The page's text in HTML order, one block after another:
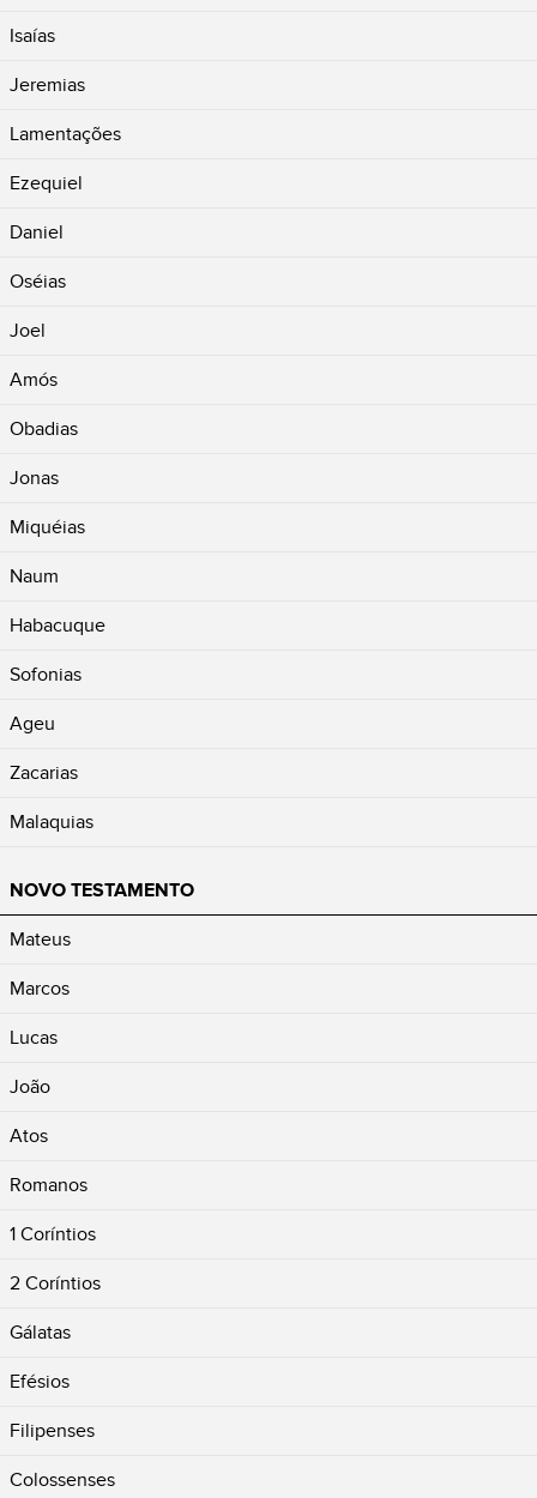
Isaías
Jeremias
Lamentações
Ezequiel
Daniel
Oséias
Joel
Amós
Obadias
Jonas
Miquéias
Naum
Habacuque
Sofonias
Ageu
Zacarias
Malaquias
NOVO TESTAMENTO
Mateus
Marcos
Lucas
João
Atos
Romanos
1 Coríntios
2 Coríntios
Gálatas
Efésios
Filipenses
Colossenses